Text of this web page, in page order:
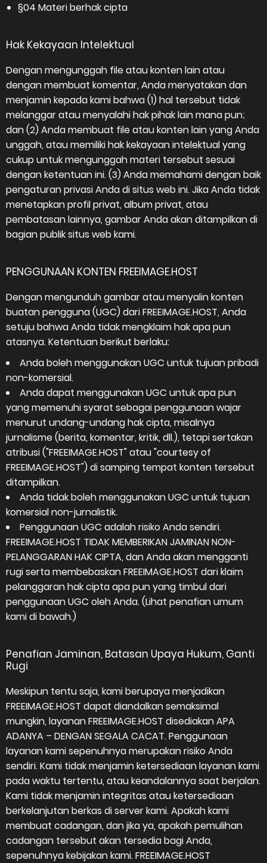
§04 Materi berhak cipta
Hak Kekayaan Intelektual
Dengan mengunggah file atau konten lain atau
dengan membuat komentar, Anda menyatakan dan
menjamin kepada kami bahwa (1) hal tersebut tidak
melanggar atau menyalahi hak pihak lain mana pun;
dan (2) Anda membuat file atau konten lain yang Anda
unggah, atau memiliki hak kekayaan intelektual yang
cukup untuk mengunggah materi tersebut sesuai
dengan ketentuan ini. (3) Anda memahami dengan baik
pengaturan privasi Anda di situs web ini. Jika Anda tidak
menetapkan profil privat, album privat, atau
pembatasan lainnya, gambar Anda akan ditampilkan di
bagian publik situs web kami.
PENGGUNAAN KONTEN FREEIMAGE.HOST
Dengan mengunduh gambar atau menyalin konten
buatan pengguna (UGC) dari FREEIMAGE.HOST, Anda
setuju bahwa Anda tidak mengklaim hak apa pun
atasnya. Ketentuan berikut berlaku:
Anda boleh menggunakan UGC untuk tujuan pribadi
non-komersial.
Anda dapat menggunakan UGC untuk apa pun
yang memenuhi syarat sebagai penggunaan wajar
menurut undang-undang hak cipta, misalnya
jurnalisme (berita, komentar, kritik, dll.), tetapi sertakan
atribusi ("FREEIMAGE.HOST" atau "courtesy of
FREEIMAGE.HOST") di samping tempat konten tersebut
ditampilkan.
Anda tidak boleh menggunakan UGC untuk tujuan
komersial non-jurnalistik.
Penggunaan UGC adalah risiko Anda sendiri.
FREEIMAGE.HOST TIDAK MEMBERIKAN JAMINAN NON-
PELANGGARAN HAK CIPTA, dan Anda akan mengganti
rugi serta membebaskan FREEIMAGE.HOST dari klaim
pelanggaran hak cipta apa pun yang timbul dari
penggunaan UGC oleh Anda. (Lihat penafian umum
kami di bawah.)
Penafian Jaminan, Batasan Upaya Hukum, Ganti
Rugi
Meskipun tentu saja, kami berupaya menjadikan
FREEIMAGE.HOST dapat diandalkan semaksimal
mungkin, layanan FREEIMAGE.HOST disediakan APA
ADANYA – DENGAN SEGALA CACAT. Penggunaan
layanan kami sepenuhnya merupakan risiko Anda
sendiri. Kami tidak menjamin ketersediaan layanan kami
pada waktu tertentu, atau keandalannya saat berjalan.
Kami tidak menjamin integritas atau ketersediaan
berkelanjutan berkas di server kami. Apakah kami
membuat cadangan, dan jika ya, apakah pemulihan
cadangan tersebut akan tersedia bagi Anda,
sepenuhnya kebijakan kami. FREEIMAGE.HOST